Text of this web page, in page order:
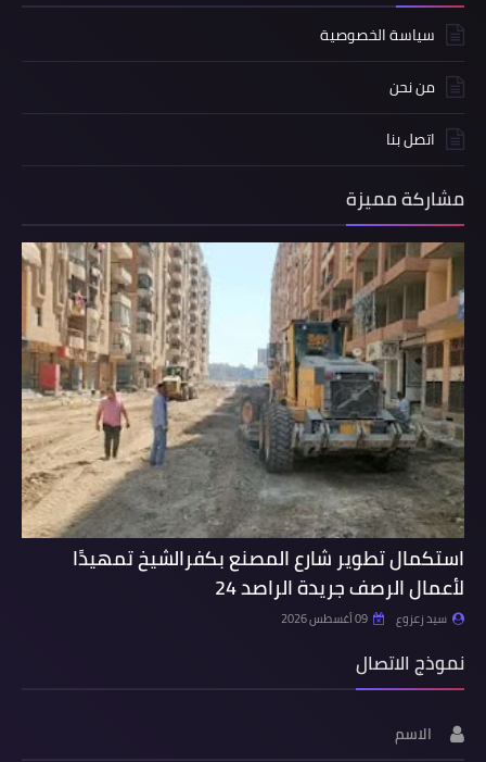
سياسة الخصوصية
من نحن
اتصل بنا
مشاركة مميزة
استكمال تطوير شارع المصنع بكفرالشيخ تمهيدًا
لأعمال الرصف جريدة الراصد 24
سيد زعزوع 09 أغسطس 2026
نموذج الاتصال
الاسم